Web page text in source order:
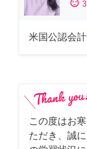
sentiment_satisfied
米国公認会
この度はお
ただき、誠